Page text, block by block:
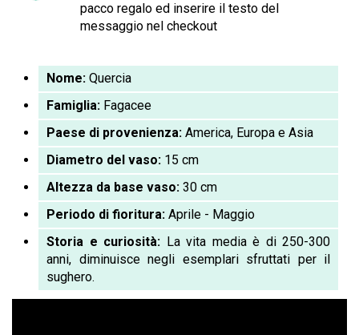
pacco regalo ed inserire il testo del
messaggio nel checkout
Nome: Quercia
Famiglia: Fagacee
Paese di provenienza: America, Europa e Asia
Diametro del vaso: 15 cm
Altezza da base vaso: 30 cm
Periodo di fioritura: Aprile - Maggio
Storia e curiosità: La vita media è di 250-300
anni, diminuisce negli esemplari sfruttati per il
sughero.